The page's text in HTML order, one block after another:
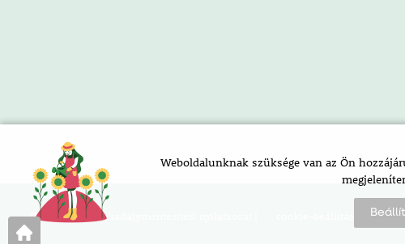
Oldaltérkép | akadálymentesítési nyilatkozat |
Weboldalunknak szüksége van az Ön